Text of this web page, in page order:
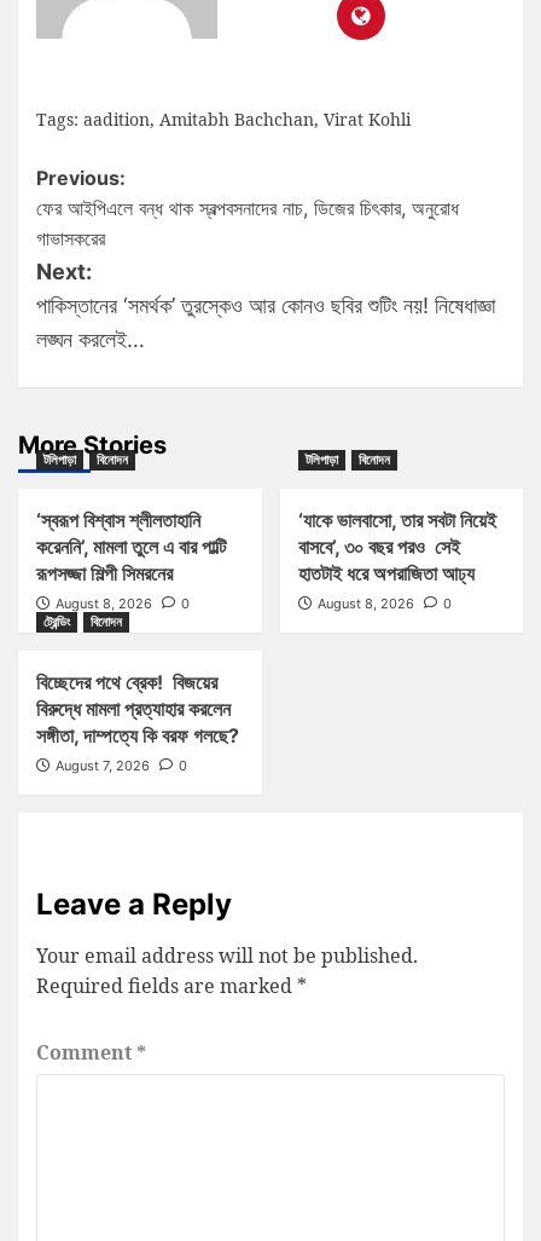
Tags: aadition, Amitabh Bachchan, Virat Kohli
Previous:
ফের আইপিএলে বন্ধ থাক স্বল্পবসনাদের নাচ, ডিজের চিৎকার, অনুরোধ
গাভাসকরের
Next:
পাকিস্তানের ‘সমর্থক’ তুরস্কেও আর কোনও ছবির শুটিং নয়! নিষেধাজ্ঞা
লঙ্ঘন করলেই…
More Stories
টলিপাড়া বিনোদন
‘স্বরূপ বিশ্বাস শ্লীলতাহানি
করেননি’, মামলা তুলে এ বার পাল্টি
রূপসজ্জা শিল্পী সিমরনের
August 8, 2026 0
টলিপাড়া বিনোদন
‘যাকে ভালবাসো, তার সবটা নিয়েই
বাসবে’, ৩০ বছর পরও সেই
হাতটাই ধরে অপরাজিতা আঢ্য
August 8, 2026
0
ট্রেন্ডিং
বিনোদন
বিচ্ছেদের পথে ব্রেক! বিজয়ের
বিরুদ্ধে মামলা প্রত্যাহার করলেন
সঙ্গীতা, দাম্পত্যে কি বরফ গলছে?
August 7, 2026 0
Leave a Reply
Your email address will not be published.
Required fields are marked *
Comment *